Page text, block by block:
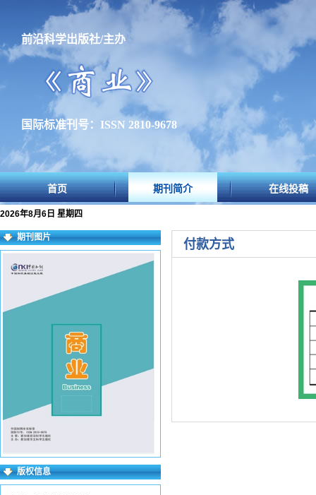
前沿科学出版社/主办
国际标准刊号：ISSN 2810-9678
首页 期刊简介 在线投稿
2026年8月6日 星期四
期刊图片
版权信息
付款方式